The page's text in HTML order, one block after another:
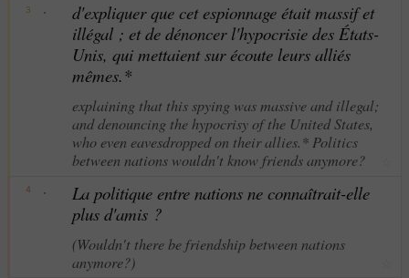
3 ·
d'expliquer que cet espionnage était massif et
illégal ; et de dénoncer l'hypocrisie des États-
Unis, qui mettaient sur écoute leurs alliés
mêmes.*
explaining that this spying was massive and illegal;
and denouncing the hypocrisy of the United States,
who even eavesdropped on their allies.* Politics
between nations wouldn't know friends anymore?
4 ·
La politique entre nations ne connaîtrait-elle
plus d'amis ?
(Wouldn't there be friendship between nations
anymore?)